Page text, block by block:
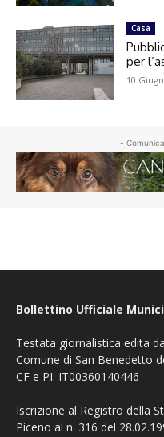
Casa
per
10
-
Bollettino Ufficiale
Testata giornalistica edita
Comune di San Benedetto
CF e PI: IT00360140446
Iscrizione al Registro della
Piceno al n. 316 del